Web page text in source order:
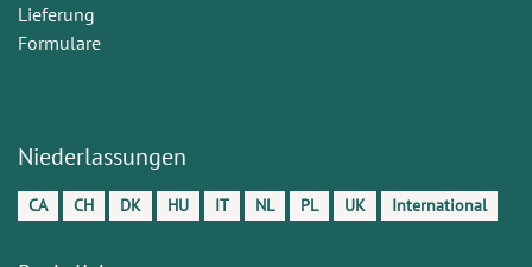
Lieferung
Formulare
Niederlassungen
CA CH DK HU IT NL PL UK International